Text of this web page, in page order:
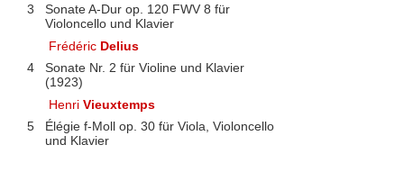
3
Sonate A-Dur op. 120 FWV 8 für
Violoncello und Klavier
Frédéric Delius
4
Sonate Nr. 2 für Violine und Klavier
(1923)
HenriVieuxtemps
5
Élégie f-Moll op. 30 für Viola, Violoncello
und Klavier